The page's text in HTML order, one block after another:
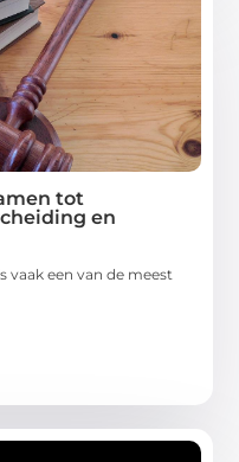
tot
en
vaak een van de meest